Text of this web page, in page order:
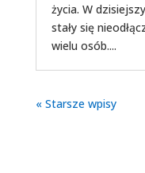
życia. W
stały się
wielu osób....
« Starsze wpisy